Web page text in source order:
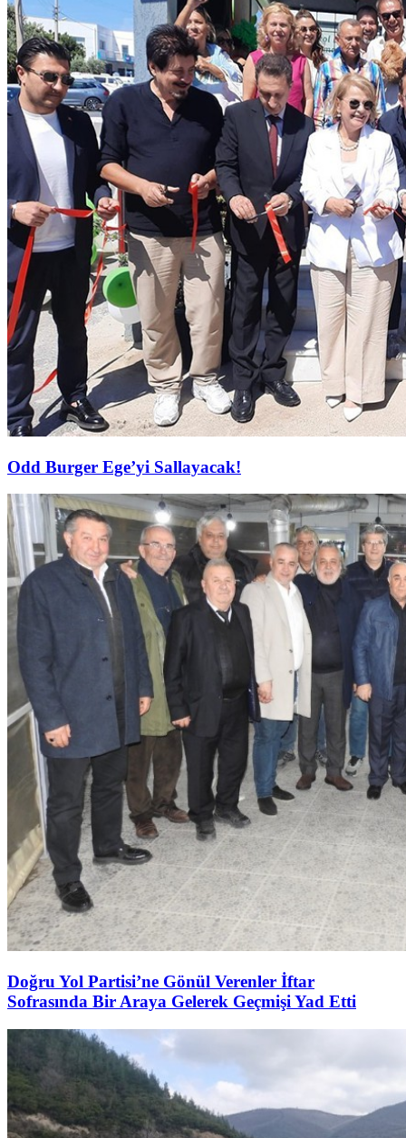
Odd Burger Ege’yi Sallayacak!
Doğru Yol Partisi’ne Gönül Verenler İftar
Sofrasında Bir Araya Gelerek Geçmişi Yad Etti